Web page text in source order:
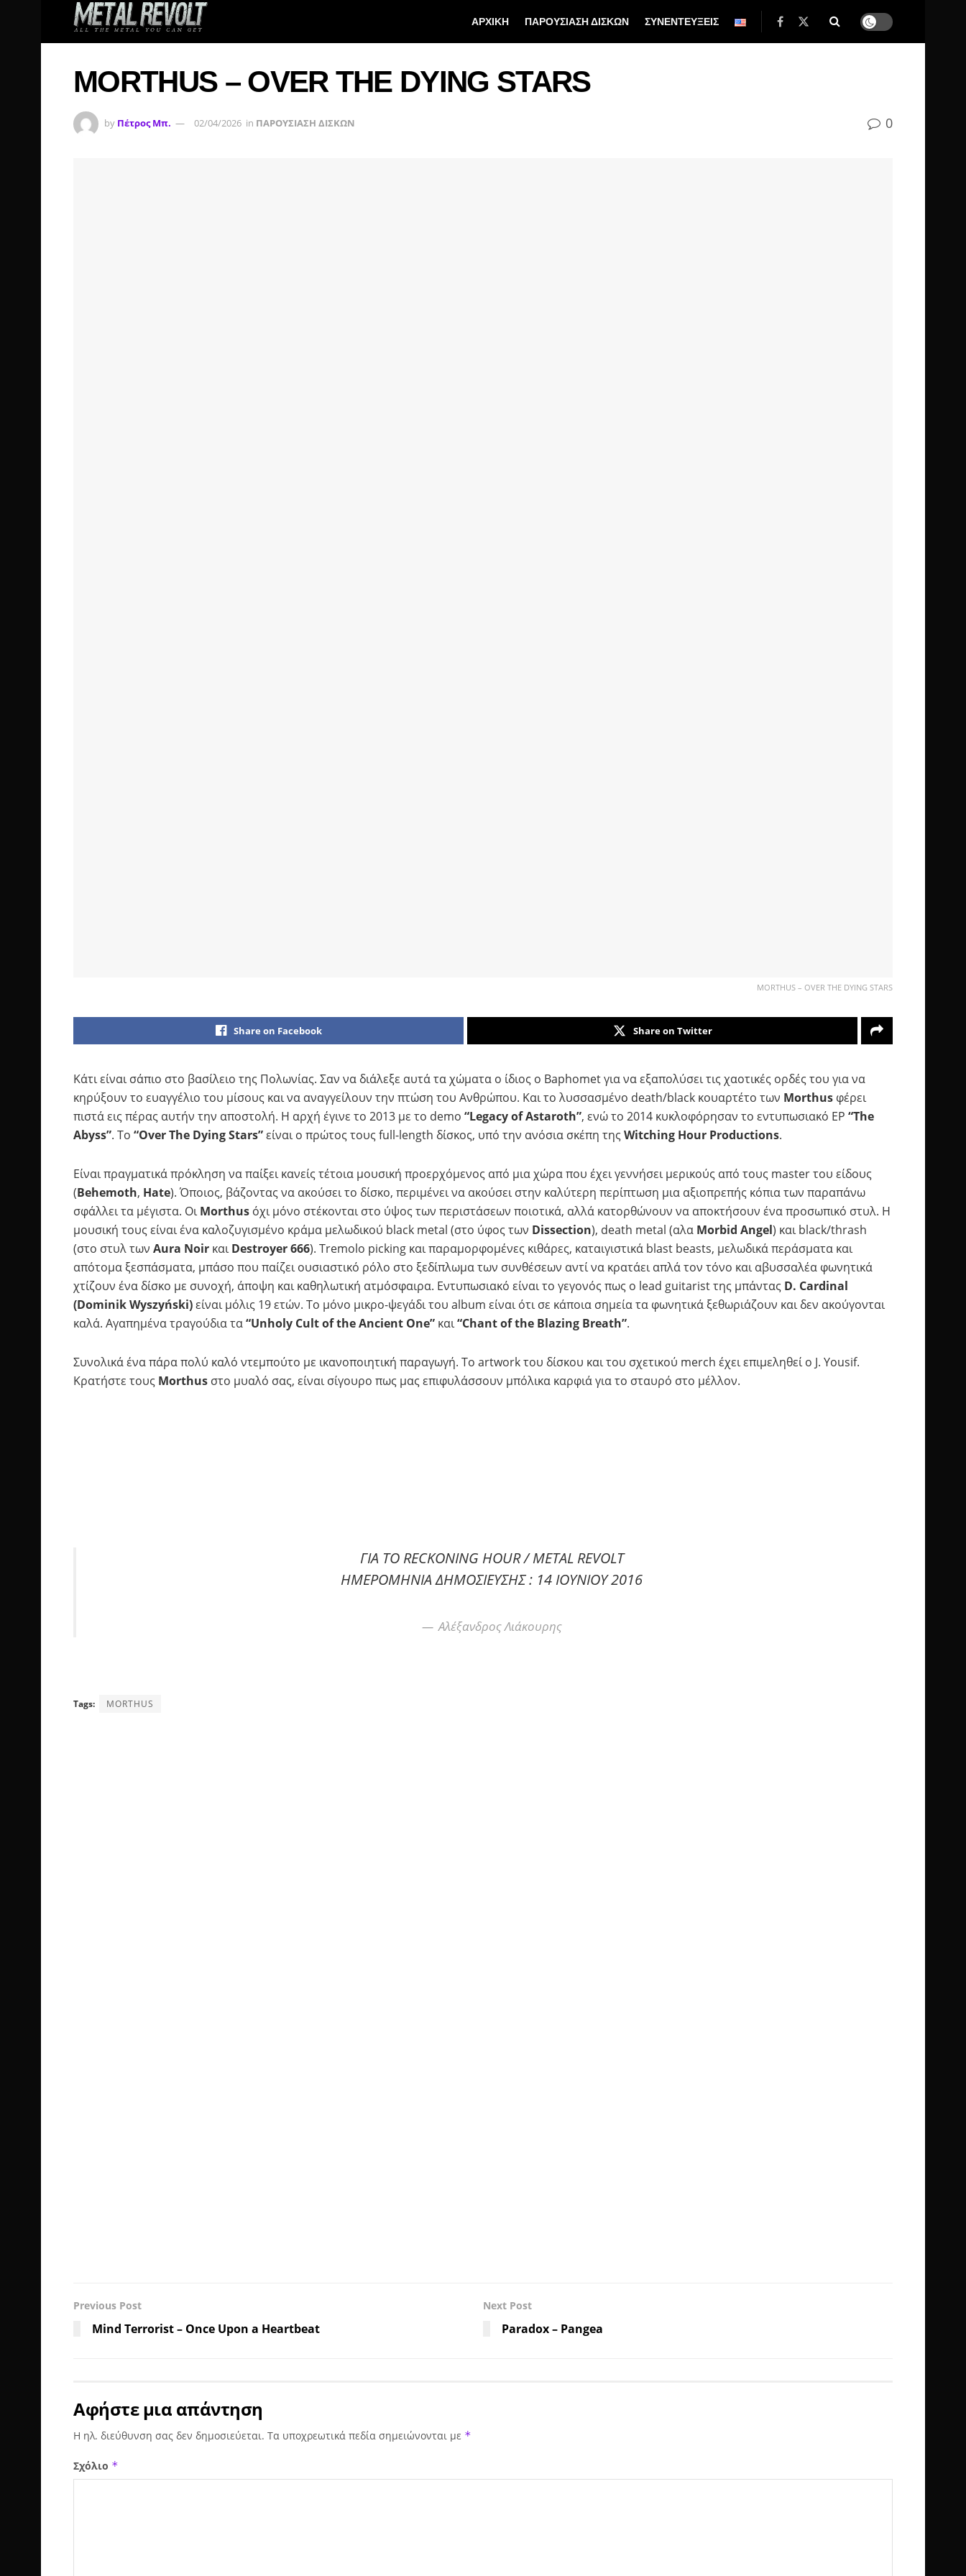
ΑΡΧΙΚΗ ΠΑΡΟΥΣΙΑΣΗ ΔΙΣΚΩΝ ΣΥΝΕΝΤΕΥΞΕΙΣ
MORTHUS – OVER THE DYING STARS
by Πέτρος Μπ. 02/04/2026 in ΠΑΡΟΥΣΙΑΣΗ ΔΙΣΚΩΝ 0
MORTHUS – OVER THE DYING STARS
Share on Facebook Share on Twitter
Κάτι είναι σάπιο στο βασίλειο της Πολωνίας. Σαν να διάλεξε αυτά τα χώματα ο ίδιος ο Baphomet για να εξαπολύσει τις χαοτικές ορδές του για να
κηρύξουν το ευαγγέλιο του μίσους και να αναγγείλουν την πτώση του Ανθρώπου. Και το λυσσασμένο death/black κουαρτέτο των Morthus φέρει
πιστά εις πέρας αυτήν την αποστολή. Η αρχή έγινε το 2013 με το demo “Legacy of Astaroth”, ενώ το 2014 κυκλοφόρησαν το εντυπωσιακό EP “The
Abyss”. Το “Over The Dying Stars”είναι ο πρώτος τους full-length δίσκος, υπό την ανόσια σκέπη της Witching Hour Productions.
Είναι πραγματικά πρόκληση να παίξει κανείς τέτοια μουσική προερχόμενος από μια χώρα που έχει γεννήσει μερικούς από τους master του είδους
(Behemoth, Hate). Όποιος, βάζοντας να ακούσει το δίσκο, περιμένει να ακούσει στην καλύτερη περίπτωση μια αξιοπρεπής κόπια των παραπάνω
σφάλλει τα μέγιστα. ΟιMorthus όχι μόνο στέκονται στο ύψος των περιστάσεων ποιοτικά, αλλά κατορθώνουν να αποκτήσουν ένα προσωπικό στυλ. Η
μουσική τους είναι ένα καλοζυγισμένο κράμα μελωδικού black metal (στο ύφος των Dissection), death metal (αλα Morbid Angel) και black/thrash
(στο στυλ των Aura Noir καιDestroyer 666). Tremolo picking και παραμορφομένες κιθάρες, καταιγιστικά blast beasts, μελωδικά περάσματα και
απότομα ξεσπάσματα, μπάσο που παίζει ουσιαστικό ρόλο στο ξεδίπλωμα των συνθέσεων αντί να κρατάει απλά τον τόνο και αβυσσαλέα φωνητικά
χτίζουν ένα δίσκο με συνοχή, άποψη και καθηλωτική ατμόσφαιρα. Εντυπωσιακό είναι το γεγονός πως ο lead guitarist της μπάντας D. Cardinal
(Dominik Wyszyński)είναι μόλις 19 ετών. Το μόνο μικρο-ψεγάδι του album είναι ότι σε κάποια σημεία τα φωνητικά ξεθωριάζουν και δεν ακούγονται
καλά. Αγαπημένα τραγούδια τα“Unholy Cult of the Ancient One” και“Chant of the Blazing Breath”.
Συνολικά ένα πάρα πολύ καλό ντεμπούτο με ικανοποιητική παραγωγή. Το artwork του δίσκου και του σχετικού merch έχει επιμεληθεί ο J. Yousif.
Κρατήστε τους Morthus στο μυαλό σας, είναι σίγουρο πως μας επιφυλάσσουν μπόλικα καρφιά για το σταυρό στο μέλλον.
ΓΙΑ ΤΟ RECKONING HOUR / METAL REVOLT
ΗΜΕΡΟΜΗΝΙΑ ΔΗΜΟΣΙΕΥΣΗΣ : 14 ΙΟΥΝΙΟΥ 2016
Αλέξανδρος Λιάκουρης
Tags: MORTHUS
Previous Post
Mind Terrorist – Once Upon a Heartbeat
Next Post
Paradox – Pangea
Αφήστε μια απάντηση
Η ηλ. διεύθυνση σας δεν δημοσιεύεται. Τα υποχρεωτικά πεδία σημειώνονται με *
Σχόλιο *